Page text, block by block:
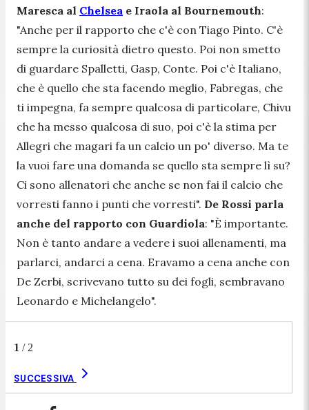
Maresca al Chelsea e Iraola al Bournemouth:
"Anche per il rapporto che c'è con Tiago Pinto. C'è
sempre la curiosità dietro questo. Poi non smetto
di guardare Spalletti, Gasp, Conte. Poi c'è Italiano,
che è quello che sta facendo meglio, Fabregas, che
ti impegna, fa sempre qualcosa di particolare, Chivu
che ha messo qualcosa di suo, poi c'è la stima per
Allegri che magari fa un calcio un po' diverso. Ma te
la vuoi fare una domanda se quello sta sempre lì su?
Ci sono allenatori che anche se non fai il calcio che
vorresti fanno i punti che vorresti". De Rossi parla
anche del rapporto con Guardiola: "È importante.
Non è tanto andare a vedere i suoi allenamenti, ma
parlarci, andarci a cena. Eravamo a cena anche con
De Zerbi, scrivevano tutto su dei fogli, sembravano
Leonardo e Michelangelo".
1 /2
SUCCESSIVA